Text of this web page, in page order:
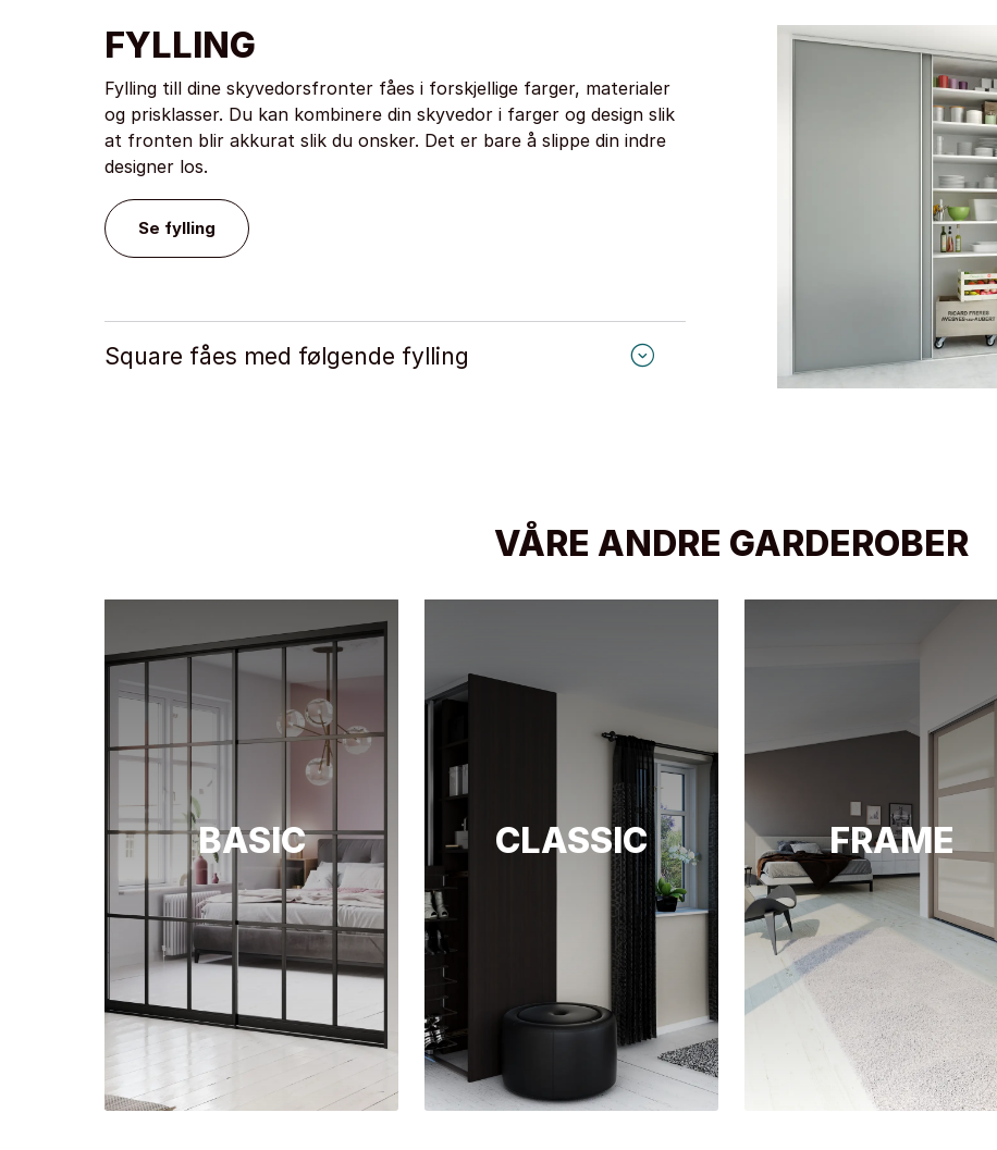
FYLLING
Fylling till dine skyvedorsfronter fåes i forskjellige farger, materialer
og prisklasser. Du kan kombinere din skyvedor i farger og design slik
at fronten blir akkurat slik du onsker. Det er bare å slippe din indre
designer los.
Se fylling
Square fåes med følgende fylling
Smoke blu, matt
Dust green, matt
Garnet red, matt
Black Sahara marble - design fylling
Glass
Satinert glass - hvit diamant
Satinert glass - svart
Klar glass - herdet
Satinert glass - herdet ESG
Grått parsol-glass, herdet
Malt glass - blue shadow
Malt glass - hvit diamant
Malt glass - white pearl
Malt glass - brown light
Malt glass - svart
Speil
VÅRE ANDRE GARDEROBER
BASIC CLASSIC FRAME